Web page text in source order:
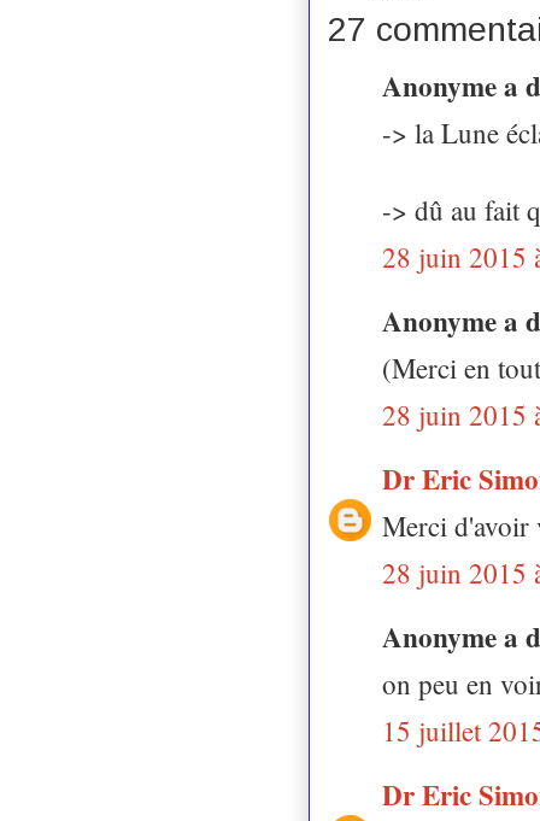
27
Anonyme a
-> la Lune
-> dû au fait
28 juin 2015
Anonyme a
(Merci en
28 juin 2015
Dr Eric
Merci d'avoir
28 juin 2015
Anonyme a
on peu en
15 juillet
Dr Eric